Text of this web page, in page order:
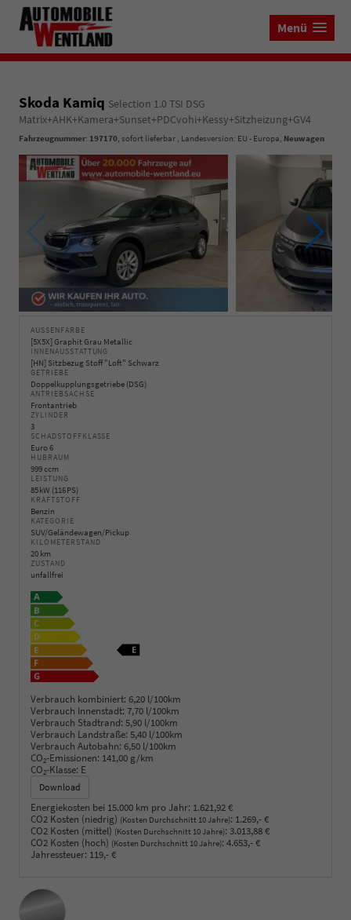
Menü
Skoda Kamiq Selection 1.0 TSI DSG
Matrix+AHK+Kamera+Sunset+PDCvohi+Kessy+Sitzheizung+GV4
Fahrzeugnummer: 197170, sofort lieferbar , Landesversion: EU - Europa, Neuwagen
AUSSENFARBE
[5X5X] Graphit Grau Metallic
INNENAUSSTATTUNG
[HN] Sitzbezug Stoff "Loft" Schwarz
GETRIEBE
Doppelkupplungsgetriebe (DSG)
ANTRIEBSACHSE
Frontantrieb
ZYLINDER
3
SCHADSTOFFKLASSE
Euro 6
HUBRAUM
999 ccm
LEISTUNG
85 kW (116 PS)
KRAFTSTOFF
Benzin
KATEGORIE
SUV/Geländewagen/Pickup
KILOMETERSTAND
20 km
ZUSTAND
unfallfrei
Verbrauch kombiniert: 6,20 l/100km
Verbrauch Innenstadt: 7,70 l/100km
Verbrauch Stadtrand: 5,90 l/100km
Verbrauch Landstraße: 5,40 l/100km
Verbrauch Autobahn: 6,50 l/100km
CO2-Emissionen: 141,00 g/km
CO2-Klasse: E
Download
Energiekosten bei 15.000 km pro Jahr: 1.621,92 €
CO2 Kosten (niedrig) (Kosten Durchschnitt 10 Jahre): 1.269,- €
CO2 Kosten (mittel) (Kosten Durchschnitt 10 Jahre): 3.013,88 €
CO2 Kosten (hoch) (Kosten Durchschnitt 10 Jahre): 4.653,- €
Jahressteuer: 119,- €